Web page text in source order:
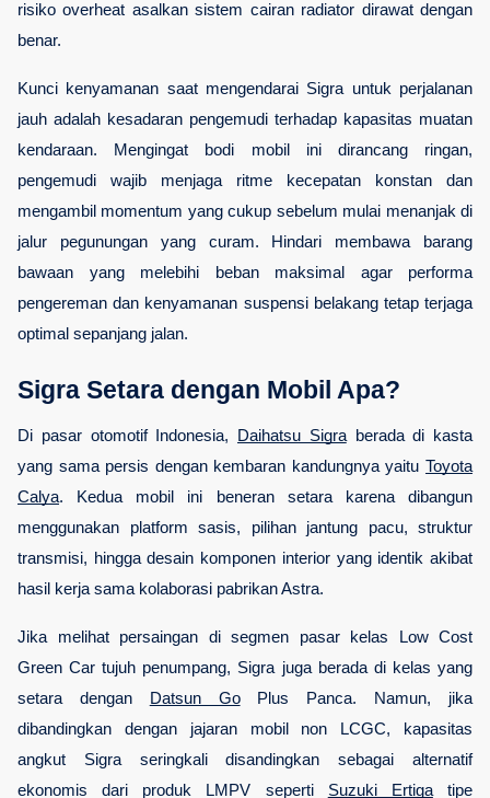
risiko overheat asalkan sistem cairan radiator dirawat dengan
benar.
Kunci kenyamanan saat mengendarai Sigra untuk perjalanan
jauh adalah kesadaran pengemudi terhadap kapasitas muatan
kendaraan. Mengingat bodi mobil ini dirancang ringan,
pengemudi wajib menjaga ritme kecepatan konstan dan
mengambil momentum yang cukup sebelum mulai menanjak di
jalur pegunungan yang curam. Hindari membawa barang
bawaan yang melebihi beban maksimal agar performa
pengereman dan kenyamanan suspensi belakang tetap terjaga
optimal sepanjang jalan.
Sigra Setara dengan Mobil Apa?
Di pasar otomotif Indonesia, Daihatsu Sigra berada di kasta
yang sama persis dengan kembaran kandungnya yaitu Toyota
Calya. Kedua mobil ini beneran setara karena dibangun
menggunakan platform sasis, pilihan jantung pacu, struktur
transmisi, hingga desain komponen interior yang identik akibat
hasil kerja sama kolaborasi pabrikan Astra.
Jika melihat persaingan di segmen pasar kelas Low Cost
Green Car tujuh penumpang, Sigra juga berada di kelas yang
setara dengan
Datsun Go Plus Panca. Namun, jika
dibandingkan dengan jajaran mobil non LCGC, kapasitas
angkut Sigra seringkali disandingkan sebagai alternatif
ekonomis dari produk LMPV seperti Suzuki Ertiga tipe